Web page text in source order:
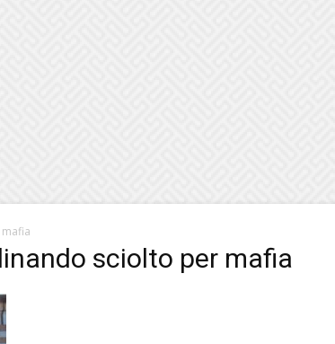
sciolto per mafia